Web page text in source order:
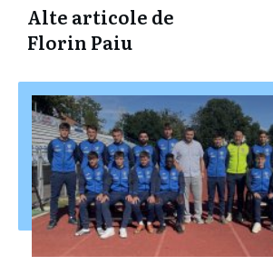
Alte articole de
Florin Paiu